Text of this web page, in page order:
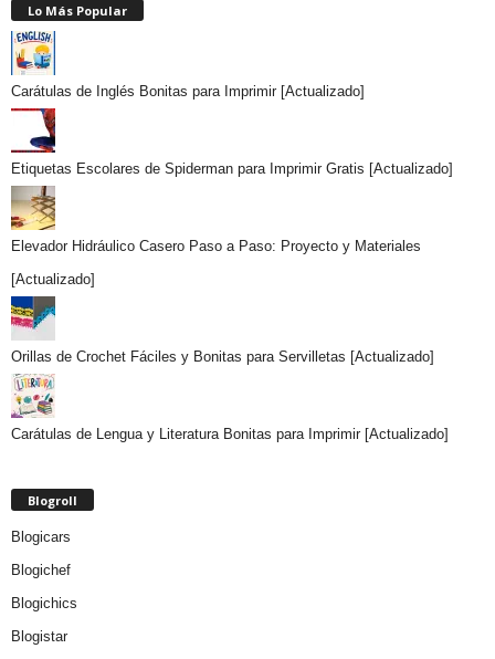
Lo Más Popular
Carátulas de Inglés Bonitas para Imprimir [Actualizado]
Etiquetas Escolares de Spiderman para Imprimir Gratis [Actualizado]
Elevador Hidráulico Casero Paso a Paso: Proyecto y Materiales
[Actualizado]
Orillas de Crochet Fáciles y Bonitas para Servilletas [Actualizado]
Carátulas de Lengua y Literatura Bonitas para Imprimir [Actualizado]
Blogroll
Blogicars
Blogichef
Blogichics
Blogistar